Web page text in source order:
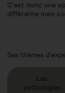
C’est donc une
différente mais
Ses thèmes
Les
pathologies